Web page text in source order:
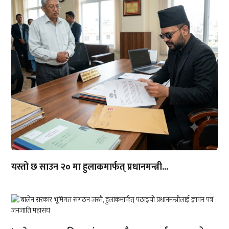
यस्तो छ साउन २० मा हुलाकमार्फत् प्रधानमन्त्री...